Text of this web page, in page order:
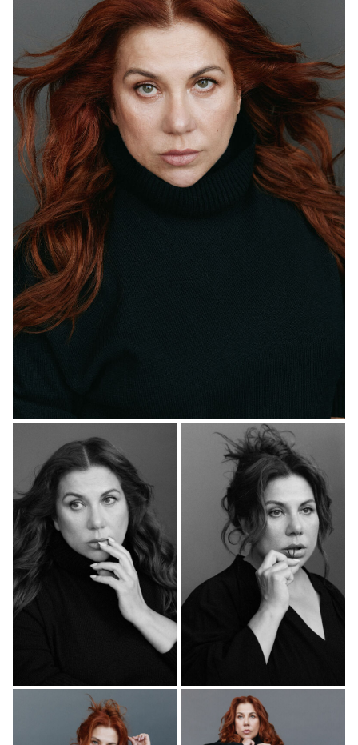
"СамоИрония судьбы" - соседка, реж. Миша
Семичев, Роман Ким
2022 "Галустян+" - реж. Роман Новиков, Евгений Абызов,
Игорь Шайда
2023
"Иван Васильевич меняет все" - Зина, реж. Миша
Семичев, Роман Ким
2023 "Мендельсон" - Люба, реж. Гарик Петросян
2023
"Иван Семёнов: Большой поход" - Шаман, реж.
Антон Богданов
+
2023
"На рубле без рубля" - мать Лики, реж. Айсурат
Шаманова
+
2023 "Конец славы" - реж. Марюс Вайсберг +
2023
"Кафе Куба" - Тамара (главная роль), реж. Жанна
Кадникова
+
2024 "Руская дорога" - реж. Игорь Шайда, Анатолий
Переверзев
2024 "Шаман" - Люба, реж. Михаил Мерзликин
"Отдохнуть по-людски" - Ира, реж. Андрей
Никифоров
2025
"Гуляй, шальная" (в производстве) - Елизавета
Петровна Кивер (главная роль), реж. Руслан
Данилевич
2025
"Чёрная бухгалтерия" (в производстве) - реж.
Руслан Данилевич
+
2025
"Равиоли Оли" (в производстве) - реж. Андрей
Никифоров
2025
"Хрущёвский синдром: пора взрослеть" (в
производстве) - главная роль, реж. Ника Яковлева
"Простоквашино" (в производстве) - реж. Сарик